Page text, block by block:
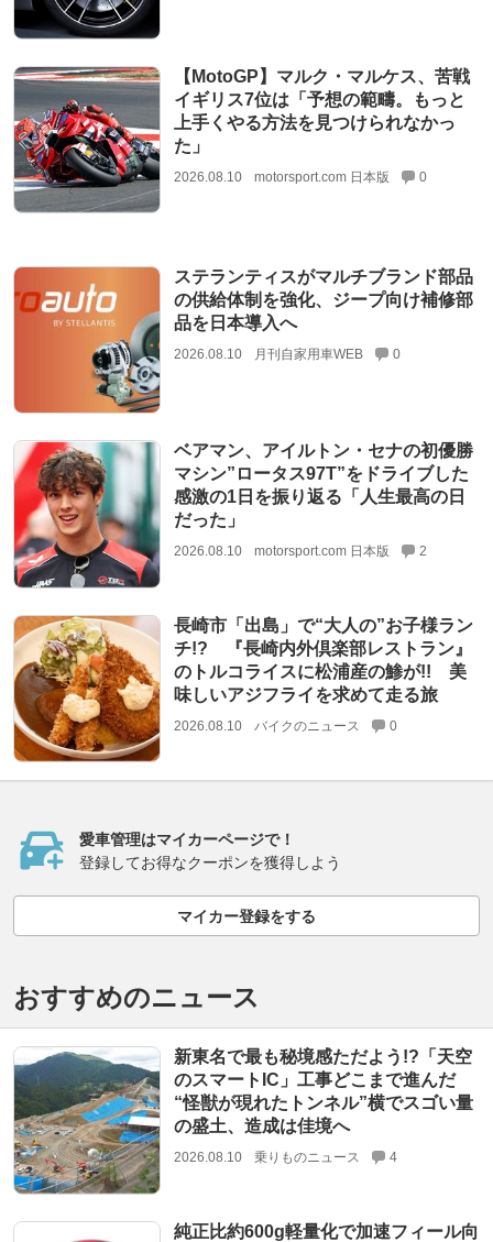
【MotoGP】マルク・マルケス、苦戦
イギリス7位は「予想の範疇。もっと
上手くやる方法を見つけられなかっ
た」
2026.08.10 motorsport.com 日本版 0
ステランティスがマルチブランド部品
の供給体制を強化、ジープ向け補修部
品を日本導入へ
2026.08.10 月刊自家用車WEB 0
ベアマン、アイルトン・セナの初優勝
マシン”ロータス97T”をドライブした
感激の1日を振り返る「人生最高の日
だった」
2026.08.10 motorsport.com 日本版 2
長崎市「出島」で“大人の”お子様ラン
チ!? 『長崎内外倶楽部レストラン』
のトルコライスに松浦産の鯵が!! 美
味しいアジフライを求めて走る旅
2026.08.10 バイクのニュース 0
愛車管理はマイカーページで！
登録してお得なクーポンを獲得しよう
マイカー登録をする
おすすめのニュース
新東名で最も秘境感ただよう!?「天空
のスマートIC」工事どこまで進んだ
“怪獣が現れたトンネル”横でスゴい量
の盛土、造成は佳境へ
2026.08.10 乗りものニュース 4
純正比約600g軽量化で加速フィール向